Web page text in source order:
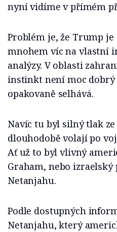
nyní vidíme v přímém
Problém je, že Trump
mnohem víc na vlastní
analýzy. V oblasti
instinkt není moc dobrý
opakovaně selhává.
Navíc tu byl silný tlak
dlouhodobě volají po
Ať už to byl vlivný
Graham, nebo
Netanjahu.
Podle dostupných
Netanjahu, který